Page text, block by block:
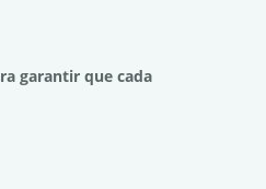
garantir que cada